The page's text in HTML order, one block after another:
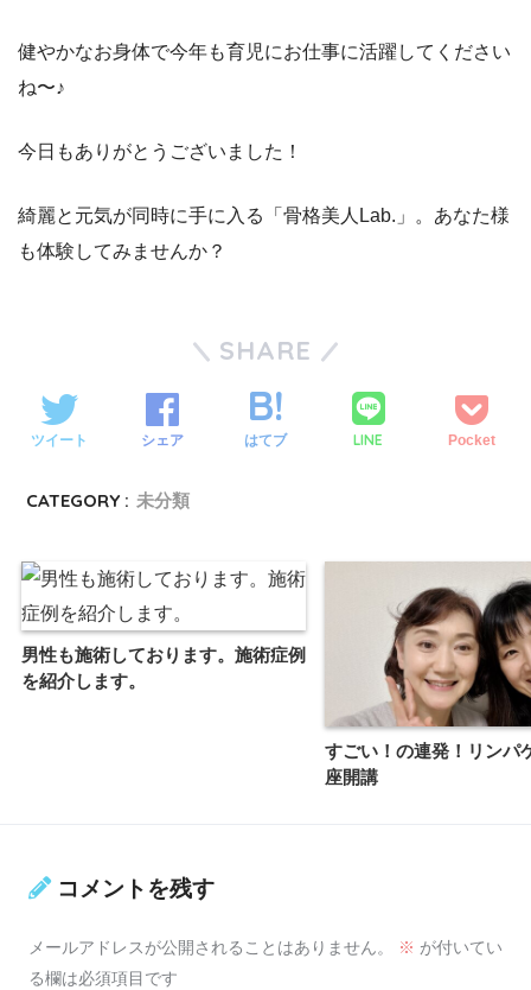
健やかなお身体で今年も育児にお仕事に活躍してください
ね〜♪
今日もありがとうございました！
綺麗と元気が同時に手に入る「骨格美人Lab.」。あなた様
も体験してみませんか？
SHARE
ツイート シェア はてブ LINE Pocket
CATEGORY : 未分類
男性も施術しております。施術症例
を紹介します。
すごい！の連発！リンパ
座開講
コメントを残す
メールアドレスが公開されることはありません。 ※ が付いてい
る欄は必須項目です